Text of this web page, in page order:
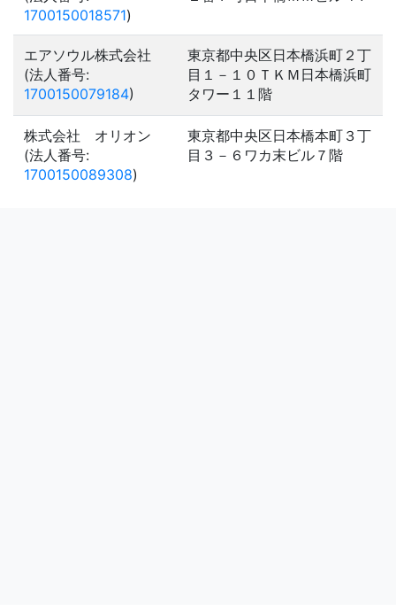
1700150018571)
エアソウル株式会社
(法人番号:
1700150079184)
東京都中央区日本橋浜町２丁
目１－１０ＴＫＭ日本橋浜町
タワー１１階
株式会社 オリオン
(法人番号:
1700150089308)
東京都中央区日本橋本町３丁
目３－６ワカ末ビル７階